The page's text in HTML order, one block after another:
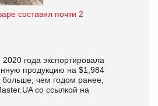
составил почти 2
года экспортировала
продукцию на $1,984
чем годом ранее,
со ссылкой на